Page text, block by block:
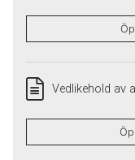
Vedlikehold av